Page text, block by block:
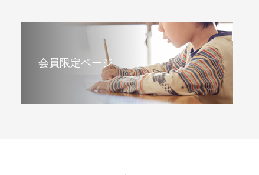
会員限定ページ